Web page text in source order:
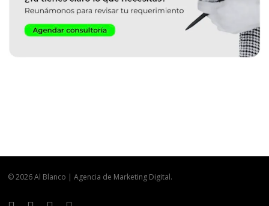
© 2026 Al Blanco | Agencia de Marketing Digital.